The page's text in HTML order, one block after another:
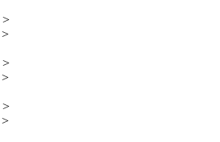
>
>
>
>
>
>